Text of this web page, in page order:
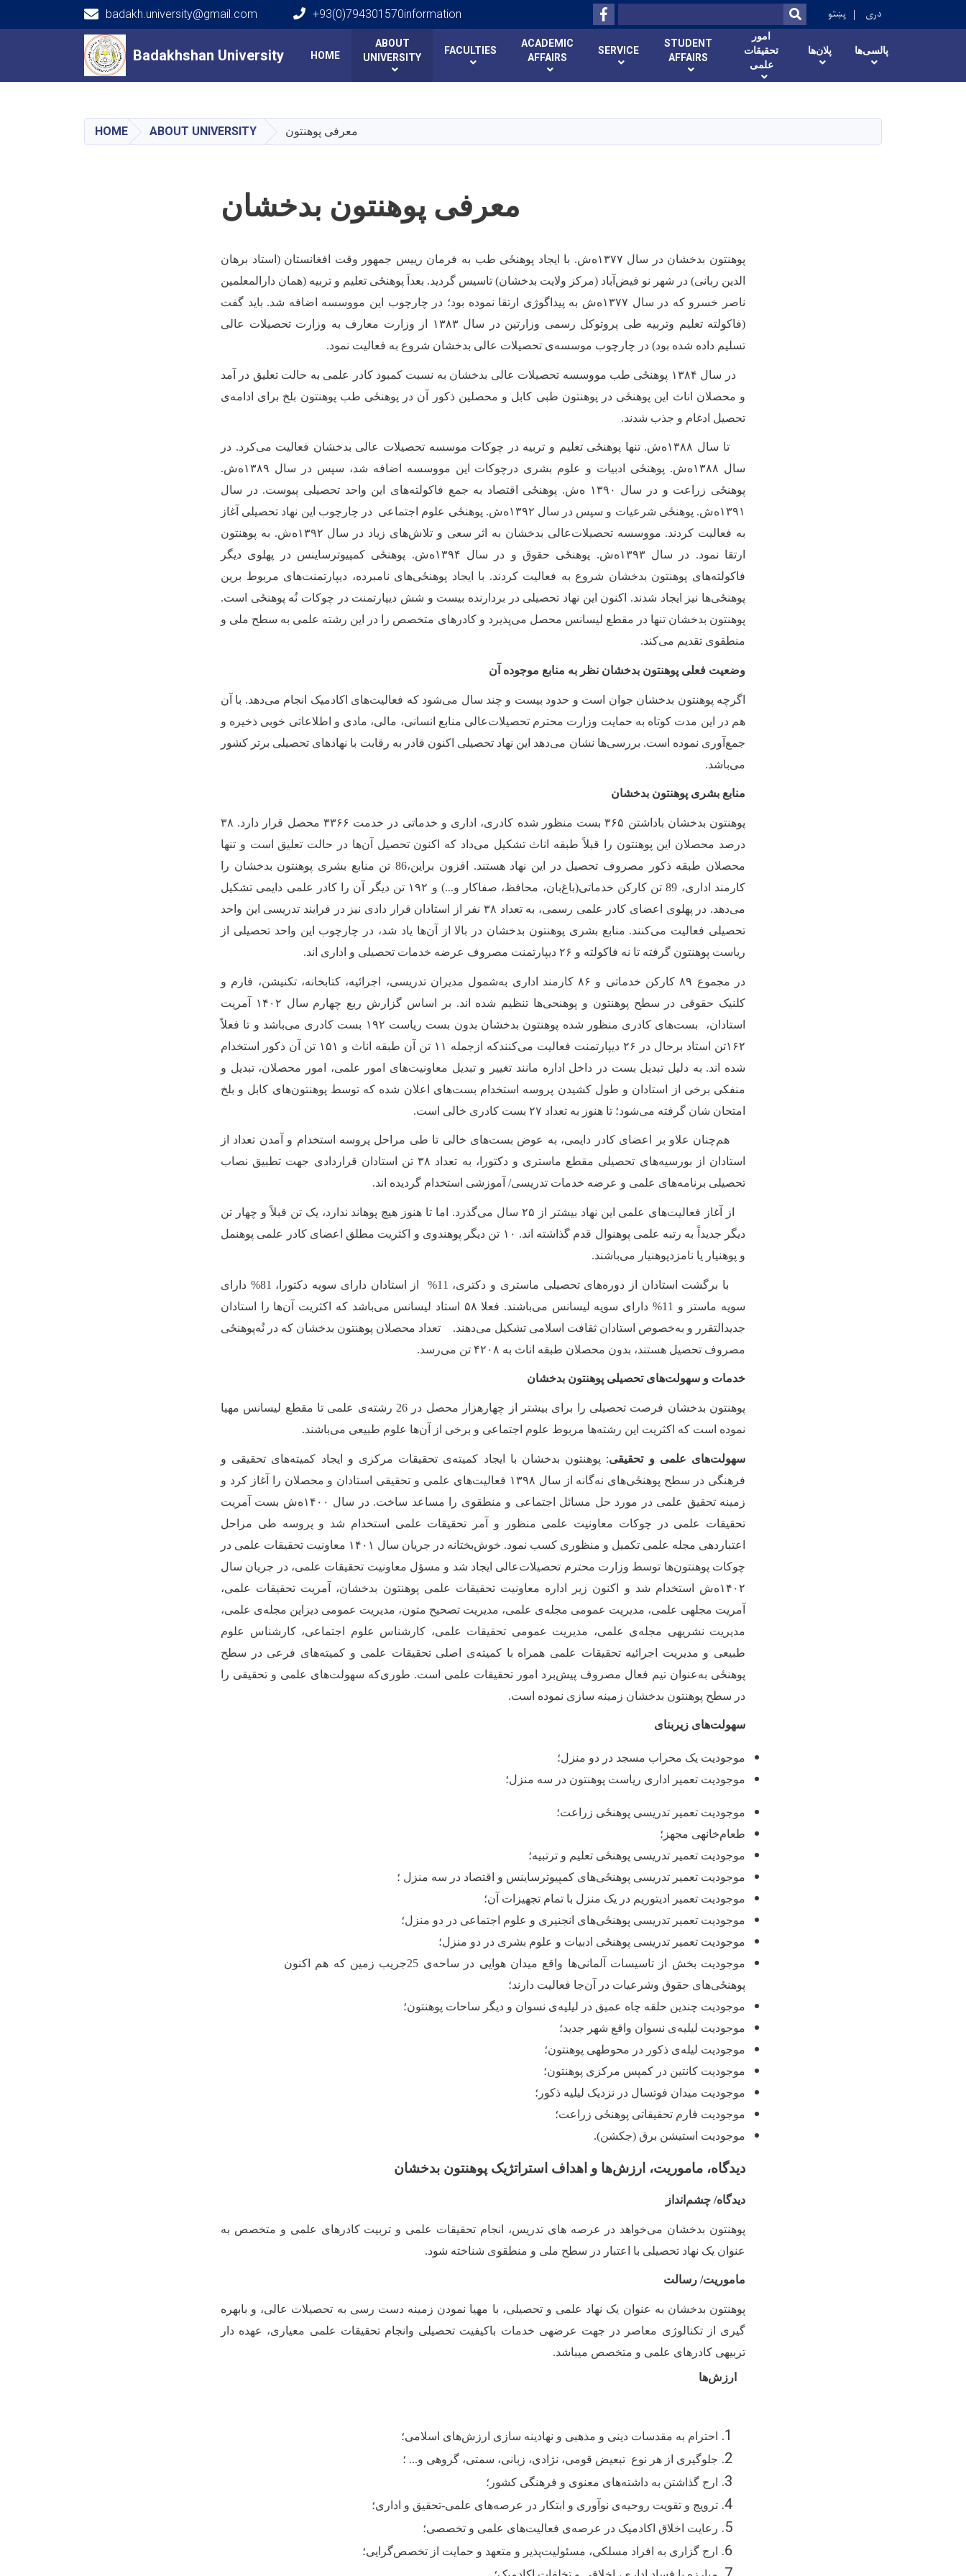
content
Badakhshan University
badakh.university@gmail.com +93(0)794301570information Facebook
Search SEARCH
پښتو دری
Main navigation
Badakhshan University HOME
ABOUT
UNIVERSITY
FACULTIES
ACADEMIC
AFFAIRS
SERVICE
STUDENT
AFFAIRS
امور
تحقیقات
علمی
پلان‌ها پالسی‌ها
HOME ABOUT UNIVERSITY معرفی پوهنتون
معرفی پوهنتون بدخشان
پوهنتون بدخشان در سال ۱۳۷۷ه
ش. با ایجاد ‌پوهنځی طب به فرمان رییس جمهور وقت افغانستان (استاد برهان
الدین ربانی) در شهر نو فیض آباد (مرکز ولایت بدخشان) تاسیس گردید. بعداَ‌ پوهنځی تعلیم و تربیه (همان دارالمعلمین
ناصر خسرو که در سال ۱۳۷۷ه‌ش به پیداگوژی ارتقا نموده بود؛ در چارچوب این مووسسه اضافه شد. باید گفت
(فاکولته تعلیم وتربیه طی پروتوکل رسمی وزارتین در سال ۱۳۸۳ از وزارت معارف به وزارت تحصیلات عالی
تسلیم داده شده بود) در چارچوب موسسه‌ی تحصیلات عالی بدخشان شروع به فعالیت نمود.
در سال ۱۳۸۴ ‌پوهنځی طب مووسسه تحصیلات عالی بدخشان به نسبت کمبود کادر علمی به حالت تعلیق در آمد
و محصلان اناث این ‌پوهنځی در پوهنتون طبی کابل و محصلین ذکور آن در ‌پوهنځی طب پوهنتون بلخ برای ادامهی
تحصیل ادغام و جذب شدند.
تا سال ۱۳۸۸ه
ش. تنها ‌پوهنځی تعلیم و تربیه در چوکات موسسه تحصیلات عالی بدخشان فعالیت می‌کرد. در
سال ۱۳۸۸ه
ش. ‌پوهنځی ادبیات و علوم بشری درچوکات این مووسسه اضافه شد، سپس در سال ۱۳۸۹ه‌ش.
‌پوهنځی زراعت و در سال ۱۳۹۰ ه‌ش. ‌پوهنځی اقتصاد به جمع فاکولته‌های این واحد تحصیلی پیوست. در سال
۱۳۹۱ه
ش. ‌پوهنځی شرعیات و سپس
در سال ۱۳۹۲ه‌ش. ‌پوهنځی علوم اجتماعی در چارچوب این نهاد تحصیلی آغاز
به فعالیت کردند. مووسسه تحصیلات‌عالی بدخشان به اثر سعی و تلاش‌های زیاد در سال ۱۳۹۲ه
ش. به پوهنتون
ارتقا نمود. در سال ۱۳۹۳ه‌ش.
‌پوهنځی حقوق و در سال ۱۳۹۴ه
ش. ‌پوهنځی کمپیوترساینس در پهلوی دیگر
فاکولته‌های پوهنتون بدخشان شروع به فعالیت کردند. با ایجاد ‌پوهنځی‌های نامبرده، دیپارتمنت‌های مربوط برین
‌پوهنځی‌ها نیز ایجاد شدند. اکنون این نهاد تحصیلی در بردارنده بیست و شش دیپارتمنت در چوکات نُه‌ پوهنځی است.
پوهنتون بدخشانتنها در مقطع لیسانس محصل می‌پذیرد و کادرهای متخصص را در این رشته علمی به سطح ملی و
منطقوی تقدیم می‌کند.
وضعیت فعلی پوهنتون بدخشان نظر به منابع موجوده آن
اگرچه پوهنتون بدخشان جوان است و حدود بیست و چند سال می‌شود که فعالیت‌های اکادمیک انجام می‌دهد. با آن
هم در این مدت کوتاه به حمایت وزارت محترم تحصیلات‌عالی منابع انسانی، مالی، مادی و اطلاعاتی خوبی ذخیره و
جمع‌آوری نموده است. بررسی‌ها نشان می‌دهد این نهاد تحصیلی اکنون قادر به رقابت با نهاد‌های تحصیلی برتر کشور
می‌باشد.
منابع بشری پوهنتون بدخشان
پوهنتون بدخشان باداشتن ۳۶۵ بست منظور شده کادری، اداری و خدماتی در خدمت ۳۳۶۶ محصل قرار دارد. ۳۸
درصد محصلان این پوهنتون را قبلاً طبقه اناث تشکیل می‌داد که اکنون تحصیل آنها در حالت تعلیق است و تنها
محصلان طبقه ذکور مصروف تحصیل در این نهاد هستند. افزون براین،86تن منابع بشری پوهنتون بدخشان را
کارمند اداری، 89
تن کارکن خدماتی(باغ‌بان، محافظ، صفاکار و...) و ۱۹۲ تن دیگر آن را کادر علمی دایمی تشکیل
می‌دهد. در پهلوی اعضای کادر علمی رسمی، به تعداد ۳۸ نفر از استادان قرار دادی نیز در فرایند تدریسی این واحد
تحصیلی فعالیت می‌کنند. منابع بشری پوهنتون بدخشان در بالا از آنها یاد شد، در چارچوب این واحد تحصیلی از
ریاست پوهنتون گرفته تا نه فاکولته و ۲۶ دیپارتمنت مصروف عرضه خدمات تحصیلی و اداری اند.
در مجموع ۸۹ کارکن خدماتی و ۸۶ کارمند اداری به‌شمول مدیران تدریسی، اجرائیه، کتابخانه، تکنیشن، فارم و
کلنیک حقوقی در سطح پوهنتون و پوهنحی‌ها تنظیم شده اند. بر اساس گزارش ربع چهارم سال ۱۴۰۲ آمریت
استادان، بست‌های کادری منظور شده پوهنتون بدخشان بدون بست ریاست ۱۹۲ بست کادری می‌باشد و تا فعلاً
۱۶۲تن استاد برحال در ۲۶ دیپارتمنت فعالیت‌ می‌کنندکه ازجمله ۱۱ تن آن طبقه اناث و ۱۵۱ تن آن ذکور استخدام
شده اند. به دلیل تبدیل بست در داخل اداره مانند تغییر و تبدیل معاونیت‌های امور علمی، امور محصلان، تبدیل و
منفکی برخی از استادان و طول کشیدن پروسه استخدام بست‌های اعلان شده که توسط پوهنتون‌های کابل و بلخ
امتحان شان گرفته می‌شود؛ تا هنوز به تعداد ۲۷ بست کادری خالی است.
هم‌‌چنان علاو بر اعضای کادر دایمی، به عوض بست‌های خالی تا طی مراحل پروسه استخدام و آمدن تعداد از
استادان از بورسیه‌های تحصیلی مقطع ماستری و دکتورا، به تعداد ۳۸ تن استادان قراردادی جهت تطبیق نصاب
تحصیلی برنامه‌های علمی و عرضه خدمات تدریسی/ آموزشی استخدام گردیده اند.
از آغاز فعالیت‌های علمی این نهاد بیشتر از ۲۵ سال می‌گذرد. اما تا هنوز هیچ پوهاند ندارد، یک تن قبلاً و چهار تن
دیگر جدیداً به رتبه علمی پوهنوال قدم گذاشته اند. ۱۰ تن دیگر پوهندوی و اکثریت مطلق اعضای کادر علمی پوهنمل
و پوهنیار یا نامزدپوهنیار می‌باشند.
با برگشت استادان از دوره‌های تحصیلی ماستری و دکتری، 11% از استادان دارای سویه دکتورا، 81% دارای
سویه ماستر و 11% دارای سویه لیسانس می‌باشند. فعلا ۵۸ استاد لیسانس می‌باشد که اکثریت آن
ها را استادان
جدیدالتقرر و به‌خصوص استادان ثقافت اسلامی تشکیل می‌دهند. تعداد محصلان پوهنتون بدخشان که در نُه‌پوهنځی
مصروف تحصیل هستند، بدون محصلان طبقه اناث به ۴۲۰۸ تن می‌رسد.
خدمات و سهولت‌های تحصیلی پوهنتون بدخشان
پوهنتون بدخشان فرصت تحصیلی را برای بیشتر از چهارهزار محصل در 26 رشته‌ی علمی تا مقطع لیسانس مهیا
نموده است که اکثریت این رشته‌‌ها مربوط علوم اجتماعی و برخی از آنها علوم طبیعی می‌باشند.
سهولت‌های علمی و تحقیقی: پوهنتون بدخشان با ایجاد کمیته‌ی تحقیقات مرکزی و ایجاد کمیته‌های تحقیقی و
فرهنگی در سطح ‌پوهنځی‌های نه‌گانه از سال ۱۳۹۸ فعالیت‌های علمی و تحقیقی استادان و محصلان را آغاز کرد و
زمینه تحقیق علمی در مورد حل مسائل اجتماعی و منطقوی را مساعد ساخت. در سال ۱۴۰۰ه‌ش بست آمریت
تحقیقات علمی در چوکات معاونیت علمی منظور و آمر تحقیقات علمی استخدام شد و پروسه طی مراحل
اعتباردهی مجله علمی تکمیل و منظوری کسب نمود. خوش‌بختانه در جریان سال ۱۴۰۱ معاونیت تحقیقات علمی در
چوکات پوهنتون‌ها توسط وزارت محترم تحصیلات‌عالی ایجاد شد و مسؤل معاونیت تحقیقات علمی، در جریان سال
۱۴۰۲ه‌ش استخدام شد و اکنون زیر اداره معاونیت تحقیقات علمی پوهنتون بدخشان، آمریت تحقیقات علمی،
آمریت مجله‏ی علمی، مدیریت عمومی مجلهی علمی، مدیریت تصحیح متون، مدیریت عمومی دیزاین مجلهی علمی،
مدیریت نشریه‏ی مجلهی علمی، مدیریت عمومی تحقیقات علمی، کارشناس علوم اجتماعی، کارشناس علوم
طبیعی و مدیریت اجرائیه تحقیقات علمی همراه با کمیته‌‌ی اصلی تحقیقات علمی و کمیته‌های فرعی در سطح
‌پوهنځی به‌عنوان تیم فعال مصروف پیشبرد امور تحقیقات علمی است. طوری‌که سهولت‌های علمی و تحقیقی را
در سطح پوهنتون بدخشان زمینه سازی نموده است.
سهولتهای زیربنای
موجودیت یک محراب مسجد در دو منزل؛
موجودیت تعمیر اداری ریاست پوهنتون در سه منزل؛
موجودیت تعمیر تدریسی ‌پوهنځی زراعت؛
طعامخانه‏ی مجهز؛
موجودیت تعمیر تدریسی ‌پوهنځی تعلیم و ترتبیه؛
موجودیت تعمیر تدریسی ‌پوهنځی‌های کمپیوترساینس و اقتصاد در سه منزل ؛
موجودیت تعمیر ادیتوریم در یک منزل با تمام تجهیزات آن؛
موجودیت تعمیر تدریسی ‌پوهنځی‌های انجنیری و علوم اجتماعی در دو منزل؛
موجودیت تعمیر تدریسی ‌پوهنځی ادبیات و علوم بشری در دو منزل؛
موجودیت بخش از تاسیسات آلمانی‌ها واقع میدان هوایی در ساحه
ی 25جریب زمین که هم اکنون
‌پوهنځی‌های حقوق وشرعیات در آن‌جا فعالیت دارند؛
موجودیت چندین حلقه چاه عمیق در لیلیه‌ی نسوان و دیگر ساحات پوهنتون؛
موجودیت لیلیه‌ی نسوان واقع شهر جدید؛
موجودیت لیلهی ذکور در محوطه‏ی پوهنتون؛
موجودیت کانتین در کمپس مرکزی پوهنتون؛
موجودیت میدان فوتسال در نزدیک لیلیه ذکور؛
موجودیت فارم تحقیقاتی ‌پوهنځی زراعت؛
موجودیت استیشن برق (جکشن).
دیدگاه، ماموریت، ارزش‌ها و اهداف استراتژیک پوهنتون بدخشان
دیدگاه/ چشم‌انداز
پوهنتون بدخشان می‌خواهد در عرصه های تدریس، انجام تحقیقات علمی و تربیت کادرهای علمی و متخصص به
عنوان یک نهاد تحصیلی با اعتبار در سطح ملی و منطقوی شناخته شود.
ماموریت/ رسالت
پوهنتون بدخشان به عنوان یک نهاد علمی و تحصیلی، با مهیا نمودن زمینه دست رسی به تحصیلات عالی، و بابهره
گیری از تکنالوژی معاصر در جهت عرضه­ی خدمات باکیفیت تحصیلی وانجام تحقیقات علمی معیاری، عهده دار
تربیه­ی کادرهای علمی و متخصص می­باشد.
ارزش‌ها
احترام به مقدسات دینی و مذهبی و نهادینه سازی ارزش‌های اسلامی؛
جلوگیری از هر نوع تبعیض قومی، نژادی، زبانی، سمتی، گروهی و... ؛
ارج گذاشتن به داشته‌های معنوی و فرهنگی کشور ؛
ترویج و تقویت روحیه‌ی نوآوری و ابتکار در عرصه‌های علمی-تحقیق و اداری؛
رعایت اخلاق اکادمیک در عرصه‌ی فعالیت‌های علمی و تخصصی؛
ارج گزاری به افراد مسلکی، مسئولیت‌پذیر و متعهد و حمایت از تخصص‌گرایی؛